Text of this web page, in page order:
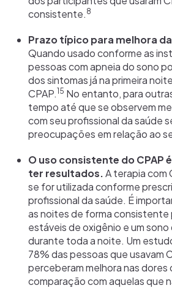
consistente. 8
Prazo típico para melhora
Quando usado conforme as
pessoas com apneia do sono
dos sintomas já na primeira
CPAP.15 No entanto, para
tempo até que se observem
com seu profissional da saúde
preocupações em relação ao
O uso consistente do CPAP
ter resultados.A terapia com
se for utilizada conforme
profissional da saúde. É
as noites de forma consistente
estáveis de oxigênio e um
durante toda a noite. Um
78% das pessoas que usavam
perceberam melhora nas dores
comparação com aquelas que